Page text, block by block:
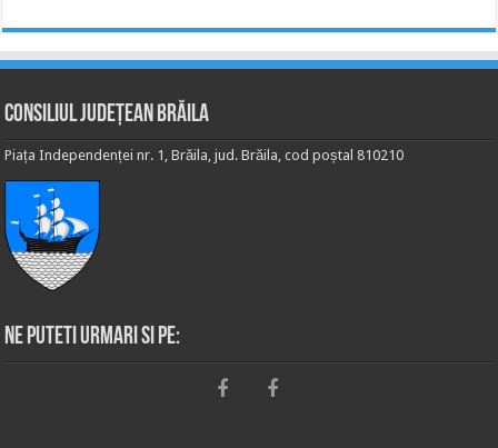
Consiliul Județean Brăila
Piața Independenței nr. 1, Brăila, jud. Brăila, cod poștal 810210
Ne puteti urmari si pe: